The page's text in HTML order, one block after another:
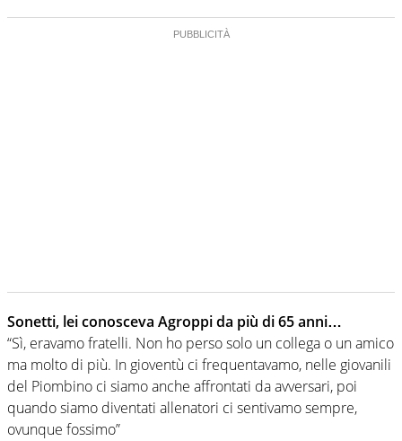
Sonetti, lei conosceva Agroppi da più di 65 anni…
“Sì, eravamo fratelli. Non ho perso solo un collega o un amico
ma molto di più. In gioventù ci frequentavamo, nelle giovanili
del Piombino ci siamo anche affrontati da avversari, poi
quando siamo diventati allenatori ci sentivamo sempre,
ovunque fossimo”